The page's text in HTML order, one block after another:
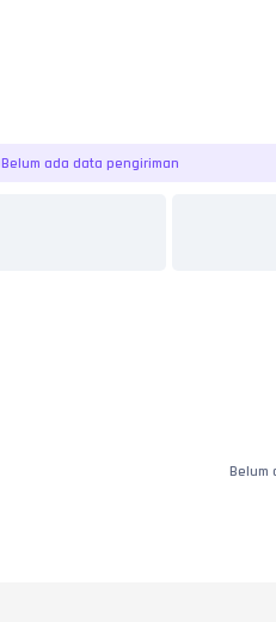
Belum ada data pengiriman
Belum